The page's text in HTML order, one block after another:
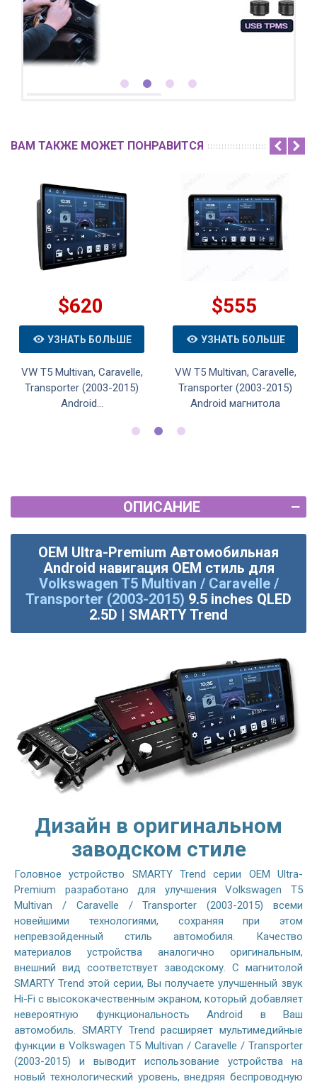
ВАМ ТАКЖЕ МОЖЕТ ПОНРАВИТСЯ
$620
УЗНАТЬ БОЛЬШЕ
VW T5 Multivan, Caravelle,
Transporter (2003-2015)
Android...
$555
УЗНАТЬ БОЛЬШЕ
VW T5 Multivan, Caravelle,
Transporter (2003-2015)
Android магнитола
ОПИСАНИЕ
OEM Ultra-Premium Автомобильная
Android навигация OEM стиль для
Volkswagen T5 Multivan / Caravelle /
Transporter (2003-2015) 9.5 inches QLED
2.5D | SMARTY Trend
Дизайн в оригинальном
заводском стиле
Головное устройство SMARTY Trend серии OEM Ultra-
Premium разработано для улучшения Volkswagen T5
Multivan / Caravelle / Transporter (2003-2015) всеми
новейшими технологиями, сохраняя при этом
непревзойденный стиль автомобиля. Качество
материалов устройства аналогично оригинальным,
внешний вид соответствует заводскому. С магнитолой
SMARTY Trend этой серии, Вы получаете улучшенный звук
Hi-Fi с высококачественным экраном, который добавляет
невероятную функциональность Android в Ваш
автомобиль. SMARTY Trend расширяет мультимедийные
функции в Volkswagen T5 Multivan / Caravelle / Transporter
(2003-2015) и выводит использование устройства на
новый технологический уровень, внедряя беспроводную